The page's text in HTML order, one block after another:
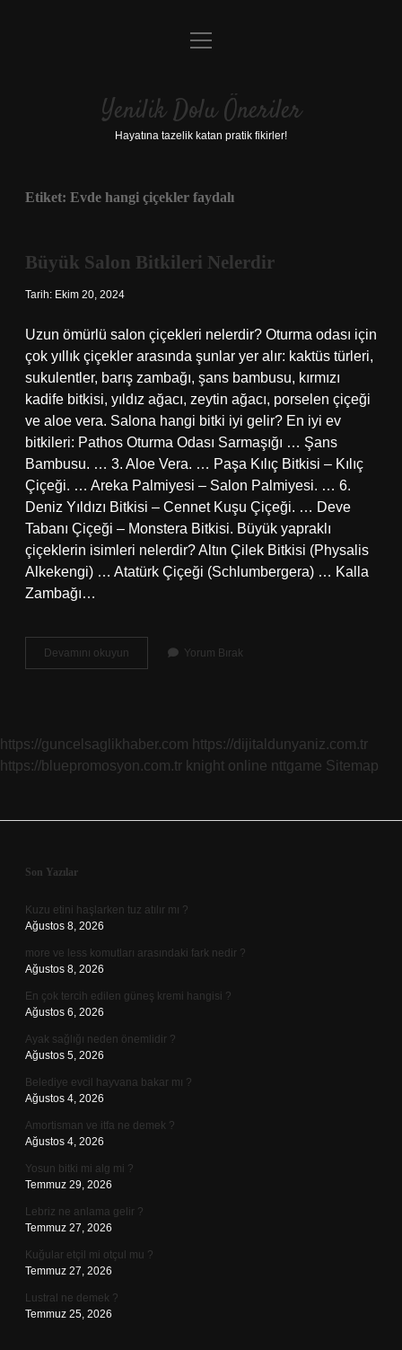
Anasayfa
Yasal Uyarı
menüyü
Yenilik Dolu Öneriler
Hayatına tazelik katan pratik fikirler!
Etiket: Evde hangi çiçekler faydalı
Büyük Salon Bitkileri Nelerdir
Tarih: Ekim 20, 2024
Uzun ömürlü salon çiçekleri nelerdir? Oturma odası için
çok yıllık çiçekler arasında şunlar yer alır: kaktüs türleri,
sukulentler, barış zambağı, şans bambusu, kırmızı
kadife bitkisi, yıldız ağacı, zeytin ağacı, porselen çiçeği
ve aloe vera. Salona hangi bitki iyi gelir? En iyi ev
bitkileri: Pathos Oturma Odası Sarmaşığı … Şans
Bambusu. … 3. Aloe Vera. … Paşa Kılıç Bitkisi – Kılıç
Çiçeği. … Areka Palmiyesi – Salon Palmiyesi. … 6.
Deniz Yıldızı Bitkisi – Cennet Kuşu Çiçeği. … Deve
Tabanı Çiçeği – Monstera Bitkisi. Büyük yapraklı
çiçeklerin isimleri nelerdir? Altın Çilek Bitkisi (Physalis
Alkekengi) … Atatürk Çiçeği (Schlumbergera) … Kalla
Zambağı…
Devamını okuyun
Salon
Yorum Bırak
https://guncelsaglikhaber.com https://dijitaldunyaniz.com.tr
https://bluepromosyon.com.tr knight online nttgame Sitemap
Sidebar
Son Yazılar
Kuzu etini haşlarken tuz atılır mı ?
Ağustos 8, 2026
more ve less komutları arasındaki fark nedir ?
Ağustos 8, 2026
En çok tercih edilen güneş kremi hangisi ?
Ağustos 6, 2026
Ayak sağlığı neden önemlidir ?
Ağustos 5, 2026
Belediye evcil hayvana bakar mı ?
Ağustos 4, 2026
Amortisman ve itfa ne demek ?
Ağustos 4, 2026
Yosun bitki mi alg mi ?
Temmuz 29, 2026
Lebriz ne anlama gelir ?
Temmuz 27, 2026
Kuğular etçil mi otçul mu ?
Temmuz 27, 2026
Lustral ne demek ?
Temmuz 25, 2026